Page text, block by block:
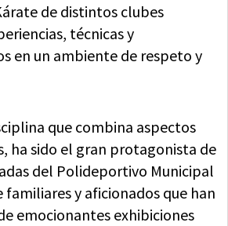
de distintos clubes
técnicas y
en un ambiente de respeto y
que combina aspectos
ha sido el gran protagonista de
del Polideportivo Municipal
familiares y aficionados que han
emocionantes exhibiciones